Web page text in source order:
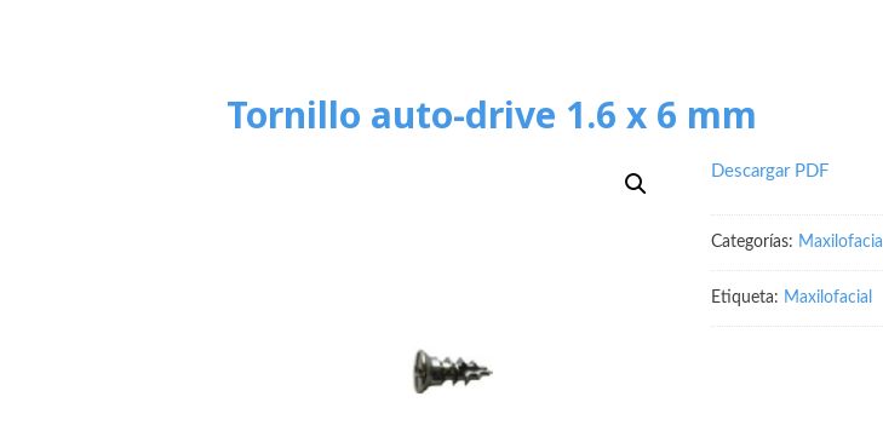
Tornillo auto-drive 1.6 x 6 mm
Descargar PDF
Categorías: Maxilofacial
Etiqueta: Maxilofacial